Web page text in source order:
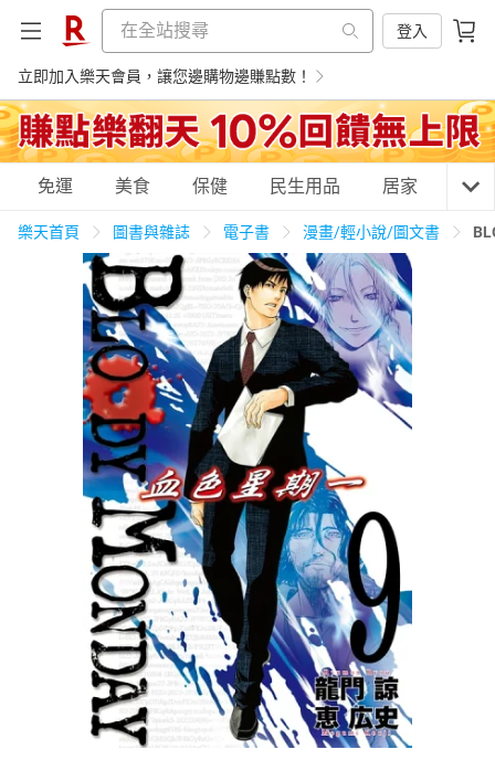
登入
立即加入樂天會員，讓您邊購物邊賺點數！
購物網分類
天天免運 美食蛋糕 養生保健 民生用品
居家生活 3C家電 運動休閒 親子玩具
女裝 男裝 化妝保養
日本購物 電子/紙本書
HOT
免運 美食 保健 民生用品 居家 3C
樂天首頁 圖書與雜誌 電子書 漫畫/輕小說/圖文書